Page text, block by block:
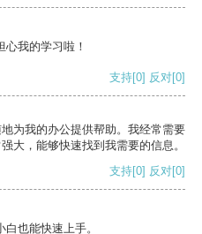
我的学习啦！
支持[0] 反对[0]
为我的办公提供帮助。我经常需要
大，能够快速找到我需要的信息。
支持[0] 反对[0]
也能快速上手。